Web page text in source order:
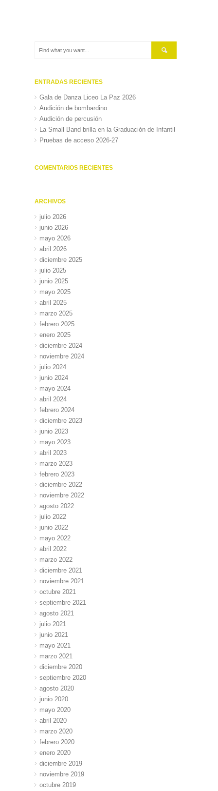
ENTRADAS RECIENTES
Gala de Danza Liceo La Paz 2026
Audición de bombardino
Audición de percusión
La Small Band brilla en la Graduación de Infantil
Pruebas de acceso 2026-27
COMENTARIOS RECIENTES
ARCHIVOS
julio 2026
junio 2026
mayo 2026
abril 2026
diciembre 2025
julio 2025
junio 2025
mayo 2025
abril 2025
marzo 2025
febrero 2025
enero 2025
diciembre 2024
noviembre 2024
julio 2024
junio 2024
mayo 2024
abril 2024
febrero 2024
diciembre 2023
junio 2023
mayo 2023
abril 2023
marzo 2023
febrero 2023
diciembre 2022
noviembre 2022
agosto 2022
julio 2022
junio 2022
mayo 2022
abril 2022
marzo 2022
diciembre 2021
noviembre 2021
octubre 2021
septiembre 2021
agosto 2021
julio 2021
junio 2021
mayo 2021
marzo 2021
diciembre 2020
septiembre 2020
agosto 2020
junio 2020
mayo 2020
abril 2020
marzo 2020
febrero 2020
enero 2020
diciembre 2019
noviembre 2019
octubre 2019